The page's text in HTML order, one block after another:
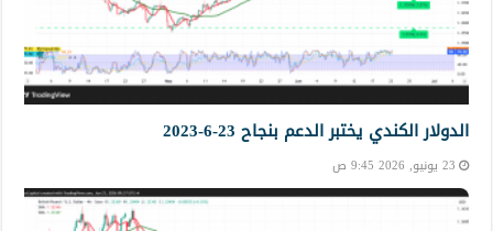
الدولار الكندي يختبر الدعم بنجاح 23-6-2023
23 يونيو, 2026 9:45 ص